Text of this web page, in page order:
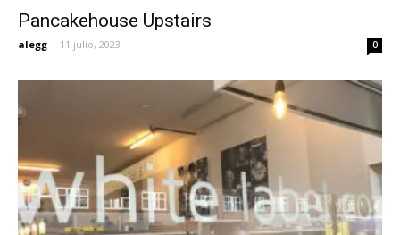
Pancakehouse Upstairs
alegg - 11 julio, 2023 0